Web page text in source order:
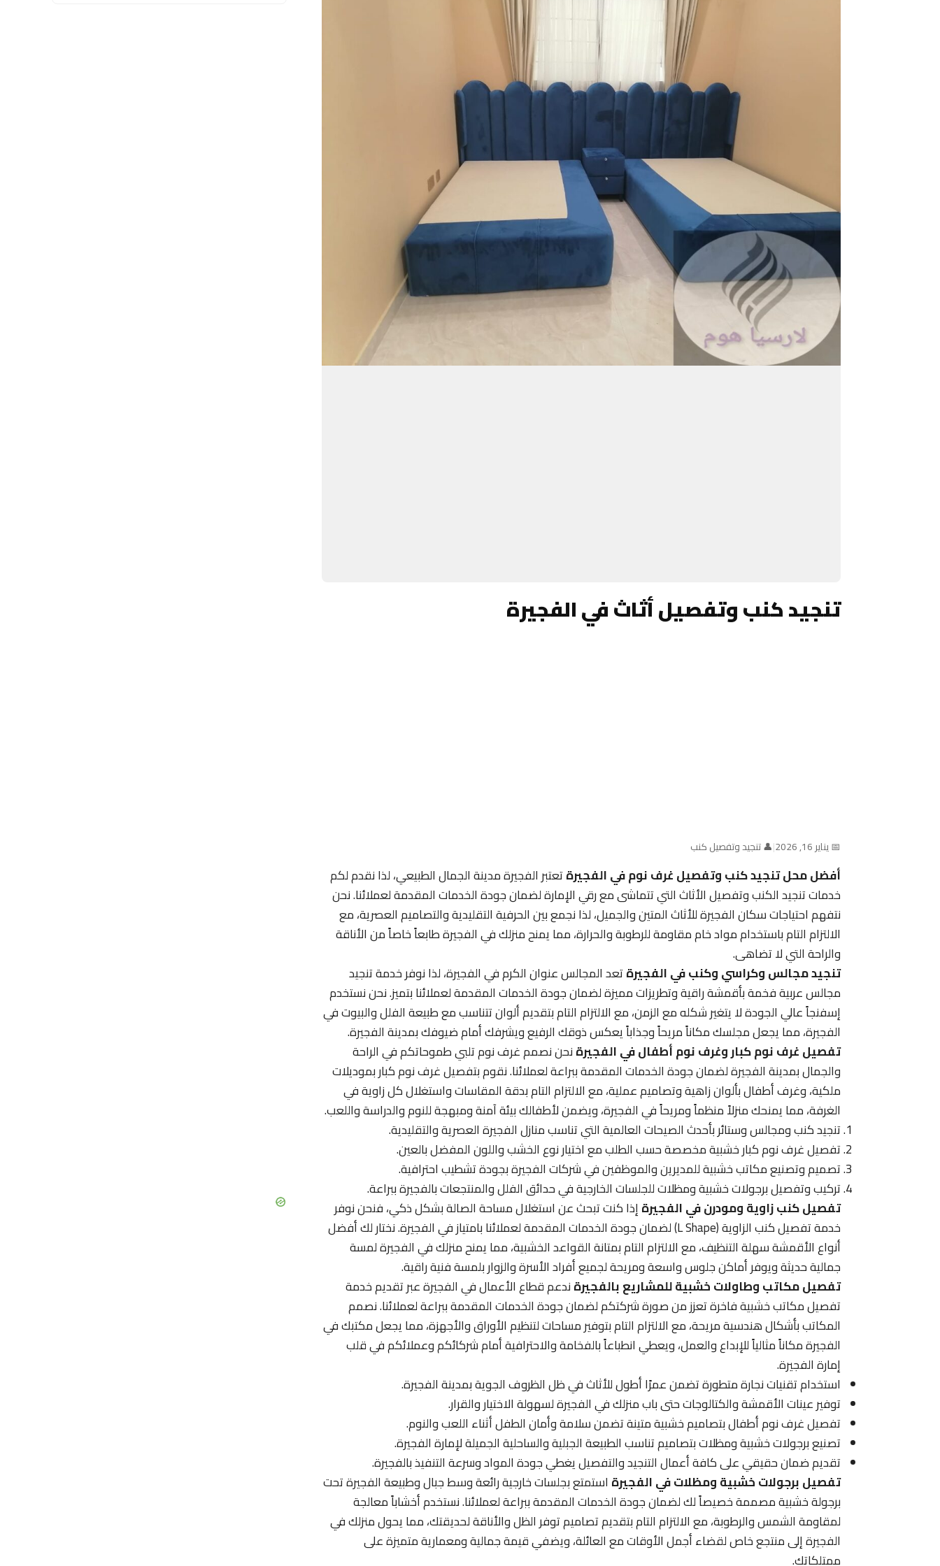
تنجيد كنب وتفصيل أثاث في الفجيرة
📅 يناير 16, 2026 |👤 تنجيد وتفصيل كنب
أفضل محل تنجيد كنب وتفصيل غرف نوم في الفجيرةتعتبر الفجيرة مدينة الجمال الطبيعي، لذا نقدم لكم
خدمات تنجيد الكنب وتفصيل الأثاث التي تتماشى مع رقي الإمارة لضمان جودة الخدمات المقدمة لعملائنا. نحن
نتفهم احتياجات سكان الفجيرة للأثاث المتين والجميل، لذا نجمع بين الحرفية التقليدية والتصاميم العصرية، مع
الالتزام التام باستخدام مواد خام مقاومة للرطوبة والحرارة، مما يمنح منزلك في الفجيرة طابعاً خاصاً من الأناقة
والراحة التي لا تضاهى.
تنجيد مجالس وكراسي وكنب في الفجيرةتعد المجالس عنوان الكرم في الفجيرة، لذا نوفر خدمة تنجيد
مجالس عربية فخمة بأقمشة راقية وتطريزات مميزة لضمان جودة الخدمات المقدمة لعملائنا بتميز. نحن نستخدم
إسفنجاً عالي الجودة لا يتغير شكله مع الزمن، مع الالتزام التام بتقديم ألوان تتناسب مع طبيعة الفلل والبيوت في
الفجيرة، مما يجعل مجلسك مكاناً مريحاً وجذاباً يعكس ذوقك الرفيع ويشرفك أمام ضيوفك بمدينة الفجيرة.
تفصيل غرف نوم كبار وغرف نوم أطفال في الفجيرةنحن نصمم غرف نوم تلبي طموحاتكم في الراحة
والجمال بمدينة الفجيرة لضمان جودة الخدمات المقدمة ببراعة لعملائنا. نقوم بتفصيل غرف نوم كبار بموديلات
ملكية، وغرف أطفال بألوان زاهية وتصاميم عملية، مع الالتزام التام بدقة المقاسات واستغلال كل زاوية في
الغرفة، مما يمنحك منزلاً منظماً ومريحاً في الفجيرة، ويضمن لأطفالك بيئة آمنة ومبهجة للنوم والدراسة واللعب.
تنجيد كنب ومجالس وستائر بأحدث الصيحات العالمية التي تناسب منازل الفجيرة العصرية والتقليدية.
تفصيل غرف نوم كبار خشبية مخصصة حسب الطلب مع اختيار نوع الخشب واللون المفضل بالعين.
تصميم وتصنيع مكاتب خشبية للمديرين والموظفين في شركات الفجيرة بجودة تشطيب احترافية.
تركيب وتفصيل برجولات خشبية ومظلات للجلسات الخارجية في حدائق الفلل والمنتجعات بالفجيرة ببراعة.
تفصيل كنب زاوية ومودرن في الفجيرةإذا كنت تبحث عن استغلال مساحة الصالة بشكل ذكي، فنحن نوفر
خدمة تفصيل كنب الزاوية (L Shape) لضمان جودة الخدمات المقدمة لعملائنا بامتياز في الفجيرة. نختار لك أفضل
أنواع الأقمشة سهلة التنظيف، مع الالتزام التام بمتانة القواعد الخشبية، مما يمنح منزلك في الفجيرة لمسة
جمالية حديثة ويوفر أماكن جلوس واسعة ومريحة لجميع أفراد الأسرة والزوار بلمسة فنية راقية.
تفصيل مكاتب وطاولات خشبية للمشاريع بالفجيرةندعم قطاع الأعمال في الفجيرة عبر تقديم خدمة
تفصيل مكاتب خشبية فاخرة تعزز من صورة شركتكم لضمان جودة الخدمات المقدمة ببراعة لعملائنا. نصمم
المكاتب بأشكال هندسية مريحة، مع الالتزام التام بتوفير مساحات لتنظيم الأوراق والأجهزة، مما يجعل مكتبك في
الفجيرة مكاناً مثالياً للإبداع والعمل، ويعطي انطباعاً بالفخامة والاحترافية أمام شركائكم وعملائكم في قلب
إمارة الفجيرة.
استخدام تقنيات نجارة متطورة تضمن عمرًا أطول للأثاث في ظل الظروف الجوية بمدينة الفجيرة.
توفير عينات الأقمشة والكتالوجات حتى باب منزلك في الفجيرة لسهولة الاختيار والقرار.
تفصيل غرف نوم أطفال بتصاميم خشبية متينة تضمن سلامة وأمان الطفل أثناء اللعب والنوم.
تصنيع برجولات خشبية ومظلات بتصاميم تناسب الطبيعة الجبلية والساحلية الجميلة لإمارة الفجيرة.
تقديم ضمان حقيقي على كافة أعمال التنجيد والتفصيل يغطي جودة المواد وسرعة التنفيذ بالفجيرة.
تفصيل برجولات خشبية ومظلات في الفجيرة استمتع بجلسات خارجية رائعة وسط جبال وطبيعة الفجيرة تحت
برجولة خشبية مصممة خصيصاً لك لضمان جودة الخدمات المقدمة ببراعة لعملائنا. نستخدم أخشاباً معالجة
لمقاومة الشمس والرطوبة، مع الالتزام التام بتقديم تصاميم توفر الظل والأناقة لحديقتك، مما يحول منزلك في
الفجيرة إلى منتجع خاص لقضاء أجمل الأوقات مع العائلة، ويضفي قيمة جمالية ومعمارية متميزة على
ممتلكاتك.